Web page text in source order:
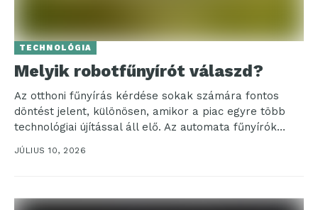
TECHNOLÓGIA
Melyik robotfűnyírót válaszd?
Az otthoni fűnyírás kérdése sokak számára fontos
döntést jelent, különösen, amikor a piac egyre több
technológiai újítással áll elő. Az automata fűnyírók
között...
JÚLIUS 10, 2026